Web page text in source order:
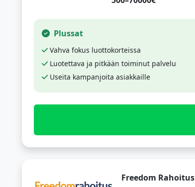
Plussat
Vahva fokus luottokorteissa
Luotettava ja pitkään toiminut palvelu
Useita kampanjoita asiakkaille
Freedom Rahoitus